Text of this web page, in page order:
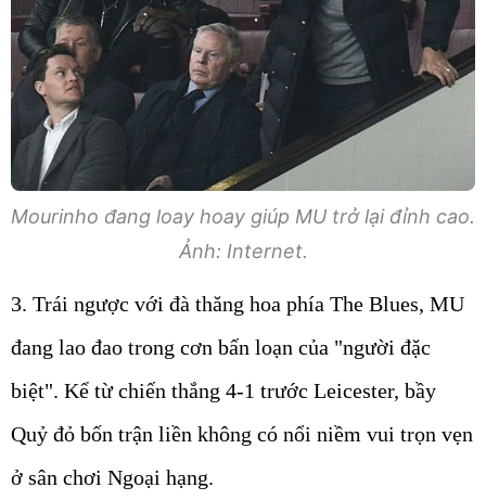
Mourinho đang loay hoay giúp MU trở lại đỉnh cao.
Ảnh: Internet.
3. Trái ngược với đà thăng hoa phía The Blues, MU
đang lao đao trong cơn bấn loạn của "người đặc
biệt". Kể từ chiến thắng 4-1 trước Leicester, bầy
Quỷ đỏ bốn trận liền không có nổi niềm vui trọn vẹn
ở sân chơi Ngoại hạng.